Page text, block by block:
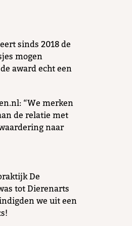
sinds 2018 de
mogen
award echt een
“We merken
de relatie met
naar
De
tot Dierenarts
we uit een